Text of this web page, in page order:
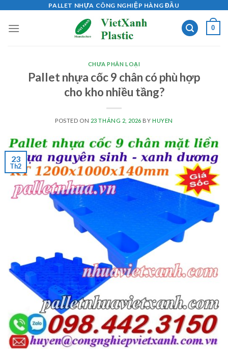
content
PALLET NHỰA CÔNG NGHIỆP HÀNG ĐẦU
0
CHƯA PHÂN LOẠI
Pallet nhựa cốc 9 chân có phù hợp
cho kho nhiều tầng?
POSTED ON 23 THÁNG 2, 2026 BY HUYEN
23
Th2